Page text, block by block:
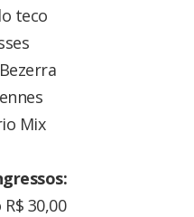
teco
Mix
30,00